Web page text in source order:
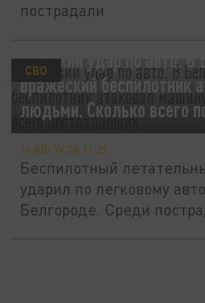
пострадали
Жёсткий удар по авто. В
вражеский беспилотник
людьми. Сколько всего
СВО
14 АВГУСТА 11:25
Беспилотный
ударил по легковому
Белгороде. Среди